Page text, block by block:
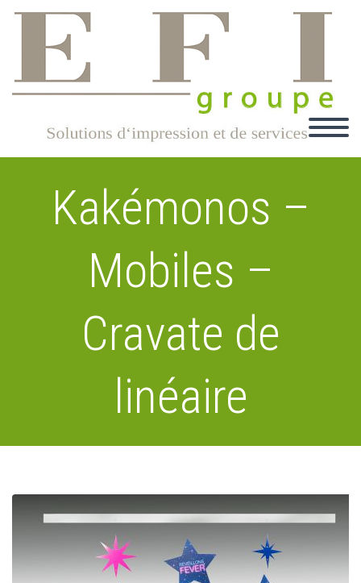
Kakémonos –
Mobiles –
Cravate de
linéaire